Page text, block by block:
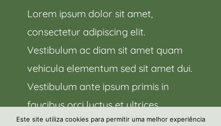
Lorem ipsum dolor sit amet,
consectetur adipiscing elit.
Vestibulum ac diam sit amet quam
vehicula elementum sed sit amet dui.
Vestibulum ante ipsum primis in
faucibus orci luctus et ultrices.
Este site utiliza cookies para permitir uma melhor experiência